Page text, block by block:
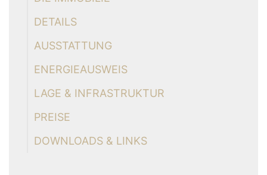
DETAILS
AUSSTATTUNG
ENERGIEAUSWEIS
LAGE & INFRASTRUKTUR
PREISE
DOWNLOADS & LINKS